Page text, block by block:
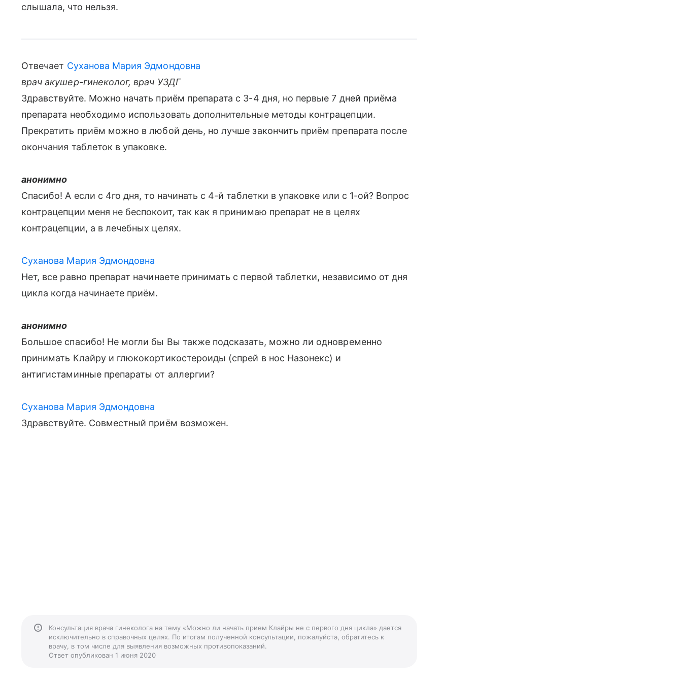
слышала, что нельзя.
Отвечает Суханова Мария Эдмондовна
врач акушер-гинеколог, врач УЗДГ
Здравствуйте. Можно начать приём препарата с 3-4 дня, но первые 7 дней приёма
препарата необходимо использовать дополнительные методы контрацепции.
Прекратить приём можно в любой день, но лучше закончить приём препарата после
окончания таблеток в упаковке.
анонимно
Спасибо! А если с 4го дня, то начинать с 4-й таблетки в упаковке или с 1-ой? Вопрос
контрацепции меня не беспокоит, так как я принимаю препарат не в целях
контрацепции, а в лечебных целях.
Суханова Мария Эдмондовна
Нет, все равно препарат начинаете принимать с первой таблетки, независимо от дня
цикла когда начинаете приём.
анонимно
Большое спасибо! Не могли бы Вы также подсказать, можно ли одновременно
принимать Клайру и глюкокортикостероиды (спрей в нос Назонекс) и
антигистаминные препараты от аллергии?
Суханова Мария Эдмондовна
Здравствуйте. Совместный приём возможен.
Консультация врача гинеколога на тему «Можно ли начать прием Клайры не с первого дня цикла» дается
исключительно в справочных целях. По итогам полученной консультации, пожалуйста, обратитесь к
врачу, в том числе для выявления возможных противопоказаний.
Ответ опубликован 1 июня 2020